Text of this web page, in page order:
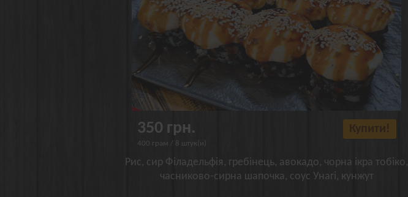
350 грн.
400 грам / 8 штук(и)
Рис, сир Філадельфія, гребінець, авокадо, чорна ікра тобіко,
часниково-сирна шапочка, соус Унагі, кунжут